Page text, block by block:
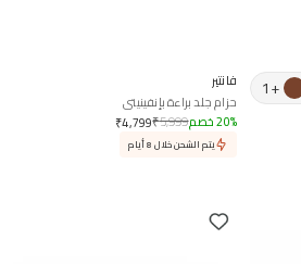
+
1
فانتير
حزام جلد براءة بإنفينيتي
₹4,799₹5,999 20% خصم
يتم الشحن خلال 8 أيام